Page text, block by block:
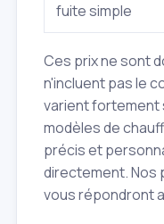
fuite simple
Ces prix ne sont
n'incluent pas le
varient fortement
modèles de
précis et
directement. Nos
vous répondront